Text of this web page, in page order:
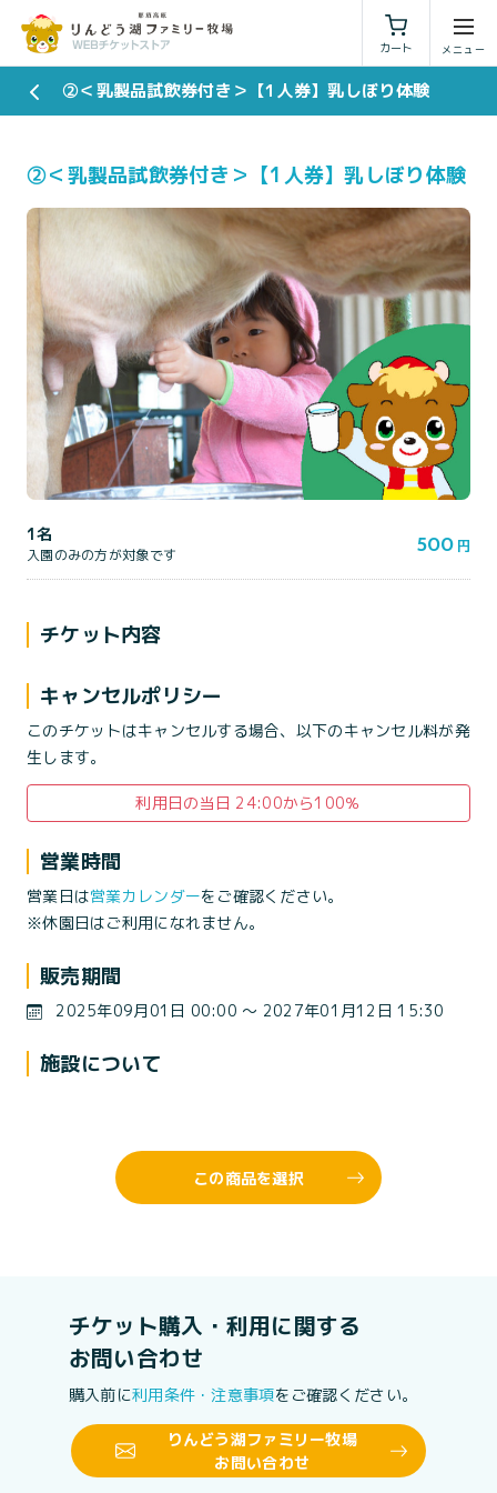
カート
利用規約 特定商取引法に基づく表示
②＜乳製品試飲券付き＞【1人券】乳しぼり体験
②＜乳製品試飲券付き＞【1人券】乳しぼり体験
1名
入園のみの方が対象です 500 円
チケット内容
キャンセルポリシー
このチケットはキャンセルする場合、以下のキャンセル料が発
生します。
利用日の当日 24:00から100％
営業時間
営業日は営業カレンダーをご確認ください。
※休園日はご利用になれません。
販売期間
2025年09月01日 00:00 〜 2027年01月12日 15:30
施設について
この商品を選択
チケット購入・利用に関する
お問い合わせ
購入前に利用条件・注意事項をご確認ください。
りんどう湖ファミリー牧場
お問い合わせ